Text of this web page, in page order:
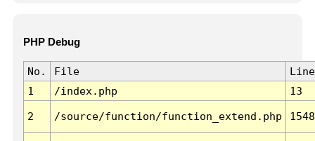
PHP Debug
No. File
Line
1
/index.php 13
2 /source/function/function_extend.php 1548